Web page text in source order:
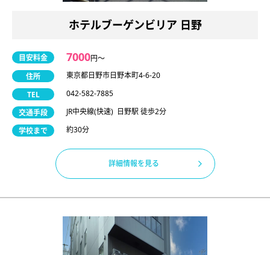
ホテルブーゲンビリア 日野
目安料金 7000円〜
住所
東京都日野市日野本町4-6-20
TEL
042-582-7885
交通手段
JR中央線(快速) 日野駅 徒歩2分
学校まで
約30分
詳細情報を見る